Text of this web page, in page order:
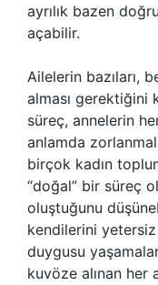
ayrılık bazen
açabilir.
Ailelerin bazıları,
alması gerektiğini
süreç, annelerin
anlamda
birçok kadın
“doğal” bir süreç
oluştuğunu
kendilerini
duygusu
kuvöze alınan her